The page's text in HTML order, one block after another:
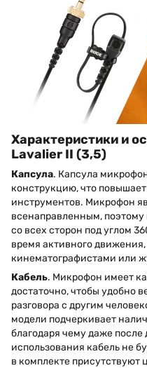
Характеристики и
Lavalier II (3,5)
Капсула. Капсула
конструкцию, что
инструментов. Микрофон
всенаправленным,
со всех сторон под углом
время активного движения,
кинематографистами или
Кабель. Микрофон имеет
достаточно, чтобы удобно
разговора с другим
модели подчеркивает
благодаря чему даже
использования кабель не
в комплекте присутствуют